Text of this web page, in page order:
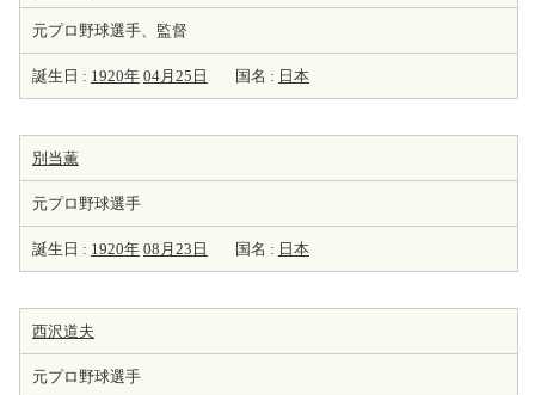
元プロ野球選手、監督
誕生日 : 1920年 04月25日 国名 : 日本
別当薫
元プロ野球選手
誕生日 : 1920年 08月23日 国名 : 日本
西沢道夫
元プロ野球選手